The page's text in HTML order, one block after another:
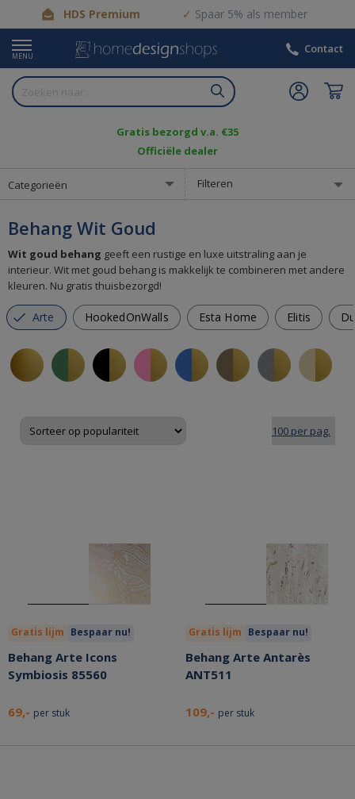
HDS Premium Spaar 5% als member
MENU
Contact
Gratis bezorgd v.a. €35
Officiële dealer
Categorieën Filteren
Behang Wit Goud
Wit goud behang geeft een rustige en luxe uitstraling aan je
interieur. Wit met goud behang is makkelijk te combineren met andere
kleuren. Nu gratis thuisbezorgd!
Arte HookedOnWalls Esta Home Elitis
Gratis lijm Bespaar nu!
Behang Arte Icons
Symbiosis 85560
69,- per stuk
Gratis lijm Bespaar nu!
Behang Arte Antarès
ANT511
109,- per stuk